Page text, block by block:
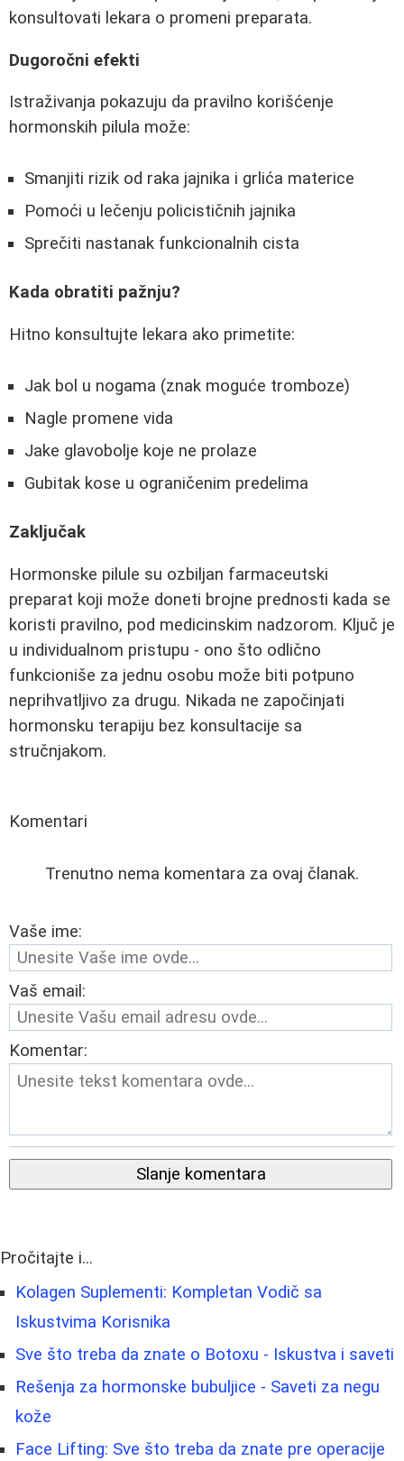
konsultovati lekara o promeni preparata.
Dugoročni efekti
Istraživanja pokazuju da pravilno korišćenje
hormonskih pilula može:
Smanjiti rizik od raka jajnika i grlića materice
Pomoći u lečenju policističnih jajnika
Sprečiti nastanak funkcionalnih cista
Kada obratiti pažnju?
Hitno konsultujte lekara ako primetite:
Jak bol u nogama (znak moguće tromboze)
Nagle promene vida
Jake glavobolje koje ne prolaze
Gubitak kose u ograničenim predelima
Zaključak
Hormonske pilule su ozbiljan farmaceutski
preparat koji može doneti brojne prednosti kada se
koristi pravilno, pod medicinskim nadzorom. Ključ je
u individualnom pristupu - ono što odlično
funkcioniše za jednu osobu može biti potpuno
neprihvatljivo za drugu. Nikada ne započinjati
hormonsku terapiju bez konsultacije sa
stručnjakom.
Komentari
Trenutno nema komentara za ovaj članak.
Vaše ime:
Vaš email:
Komentar:
Slanje komentara
Pročitajte i...
Kolagen Suplementi: Kompletan Vodič sa
Iskustvima Korisnika
Sve što treba da znate o Botoxu - Iskustva i saveti
Rešenja za hormonske bubuljice - Saveti za negu
kože
Face Lifting: Sve što treba da znate pre operacije